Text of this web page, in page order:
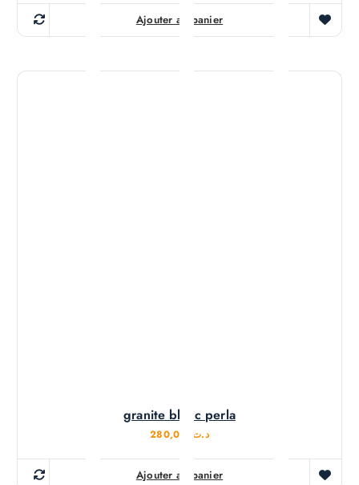
Ajouter au panier
granite blanc perla
د.ت 280,000
Ajouter au panier